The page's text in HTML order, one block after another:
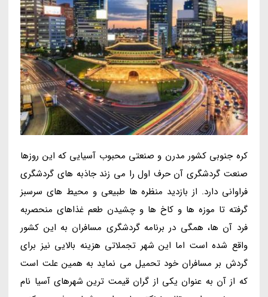
کره جنوبی کشور مدرن و صنعتی محبوب آسیایی که این روزها
صنعت گردشگری آن حرف اول را می زند جاذبه های گردشگری
فراوانی دارد. از بازدید منظره ها طبیعی و محیط های سرسبز
گرفته تا موزه ها و کاخ ها و چشیدن طعم غذاهای منحصربه
فرد آن ها، همگی در برنامه گردشگری مسافران به این کشور
واقع شده است اما این شهر تجملاتی هزینه بالایی نیز برای
گردش بر مسافران خود تحمیل می نماید به همین علت است
که از آن به عنوان یکی از گران قیمت ترین شهرهای آسیا نام